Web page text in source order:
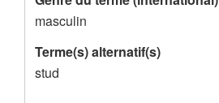
l
'
e
masculin
Terme(s) alternatif(s)
stud